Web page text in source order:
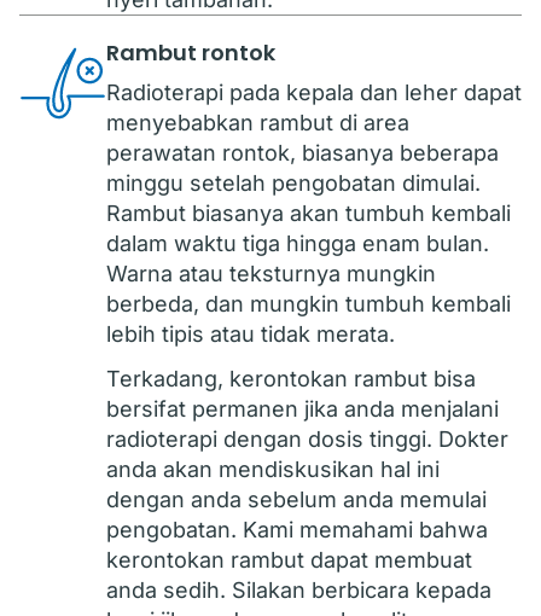
Rambut rontok
Radioterapi pada kepala dan leher dapat
menyebabkan rambut di area
perawatan rontok, biasanya beberapa
minggu setelah pengobatan dimulai.
Rambut biasanya akan tumbuh kembali
dalam waktu tiga hingga enam bulan.
Warna atau teksturnya mungkin
berbeda, dan mungkin tumbuh kembali
lebih tipis atau tidak merata.
Terkadang, kerontokan rambut bisa
bersifat permanen jika anda menjalani
radioterapi dengan dosis tinggi. Dokter
anda akan mendiskusikan hal ini
dengan anda sebelum anda memulai
pengobatan. Kami memahami bahwa
kerontokan rambut dapat membuat
anda sedih. Silakan berbicara kepada